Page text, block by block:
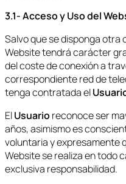
3.1- Acceso y Uso del
Salvo que se disponga otra
Website tendrá carácter
del coste de conexión a
correspondiente red de
tenga contratada el
ElUsuario reconoce ser
años, asimismo es
voluntaria y expresamente
Website se realiza en todo
exclusiva responsabilidad.